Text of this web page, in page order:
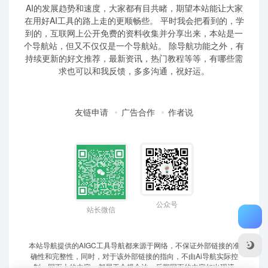
AI的发展趋势和速度，大家都有目共睹，期望本站能让大家
在用好AI工具的路上走的更顺畅些。 平时我会把看到的，学
到的，互联网上公开免费的资料收集并分享出来，本站是一
个导航站，但又不仅仅是一个导航站。 除导航功能之外，有
持续更新的好文推荐，最新资讯，热门教程等等，有哪些需
求也可以和我反馈，多多沟通，祝好运。
友链申请 广告合作 作者说
站长微信
公众号
本站导航提供的AIGC工具导航都来源于网络，不保证外部链接的准
确性和完整性，同时，对于该外部链接的指向，不由Ai导航实际控